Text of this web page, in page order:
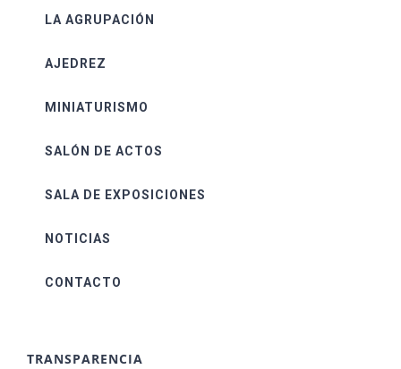
LA AGRUPACIÓN
AJEDREZ
MINIATURISMO
SALÓN DE ACTOS
SALA DE EXPOSICIONES
NOTICIAS
CONTACTO
TRANSPARENCIA